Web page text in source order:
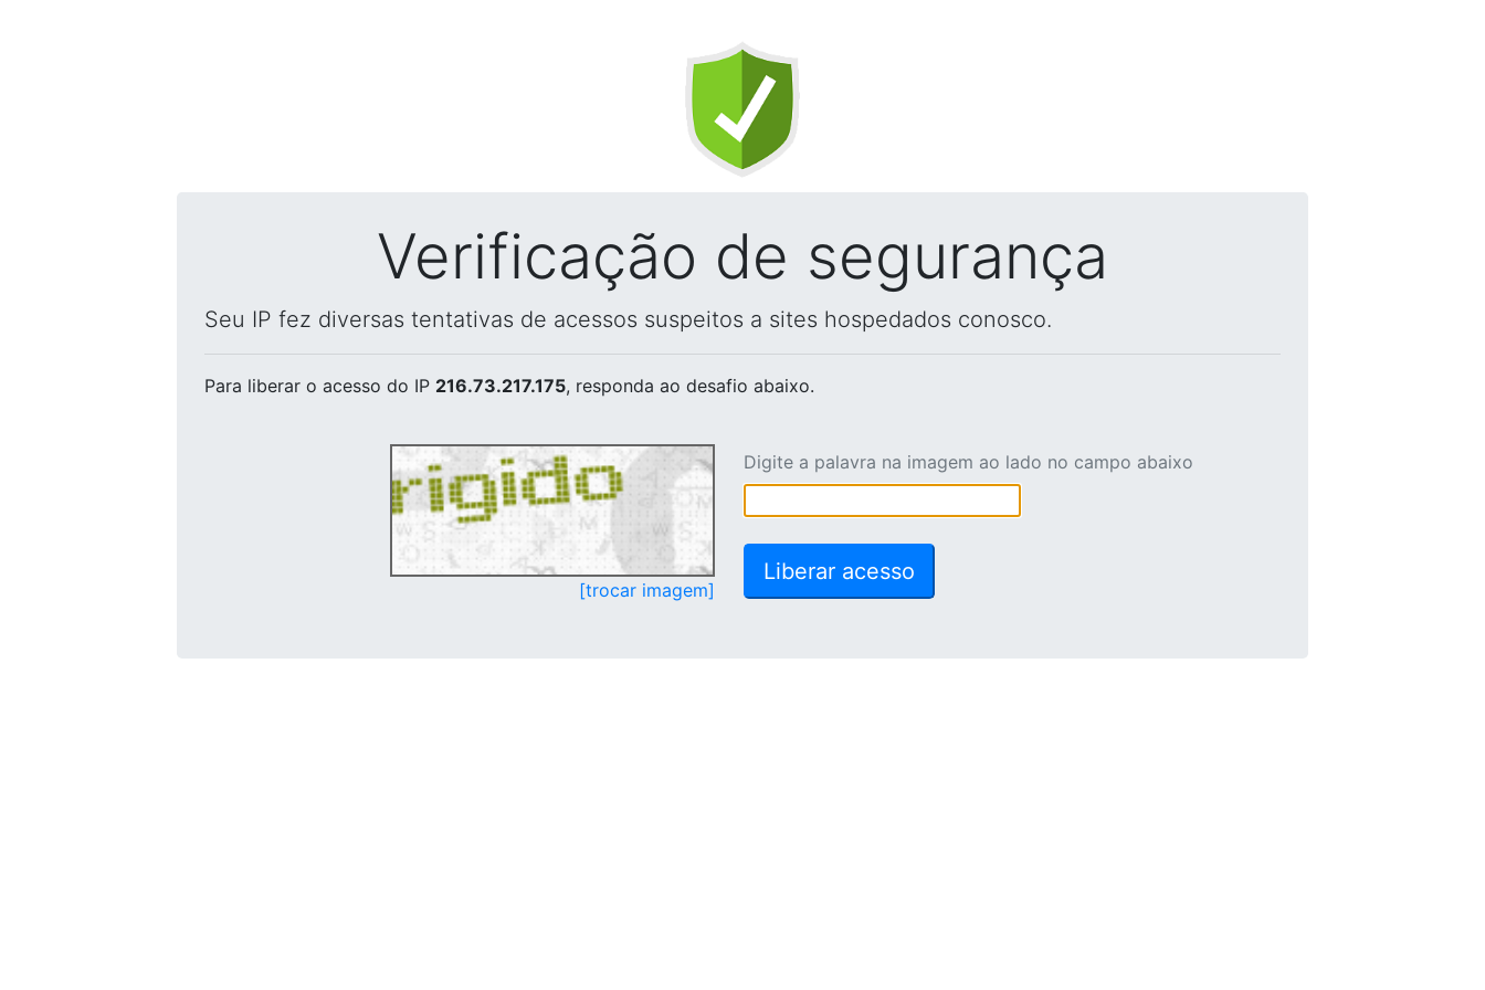
Verificação de segurança
Seu IP fez diversas tentativas de acessos suspeitos a sites hospedados conosco.
Para liberar o acesso do IP 216.73.217.175, responda ao desafio abaixo.
[trocar imagem]
Digite a palavra na imagem ao lado no campo abaixo